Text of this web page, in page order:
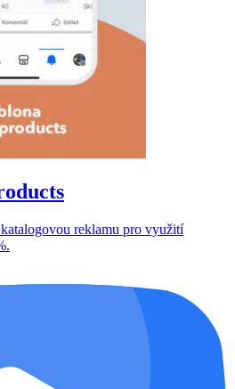
reklamu pro využití